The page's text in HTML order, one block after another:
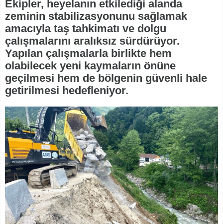
Ekipler, heyelanın etkilediği alanda
zeminin stabilizasyonunu sağlamak
amacıyla taş tahkimatı ve dolgu
çalışmalarını aralıksız sürdürüyor.
Yapılan çalışmalarla birlikte hem
olabilecek yeni kaymaların önüne
geçilmesi hem de bölgenin güvenli hale
getirilmesi hedefleniyor.